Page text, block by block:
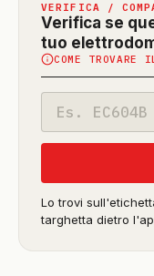
VERIFICA /
Verifica se
tuo
COME TROVARE
modello
Lo trovi
targhetta dietro